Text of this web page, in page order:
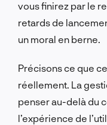
vous finirez par le
retards de
un moral en berne.
Précisons ce que
réellement. La
penser au-delà du
l’expérience de